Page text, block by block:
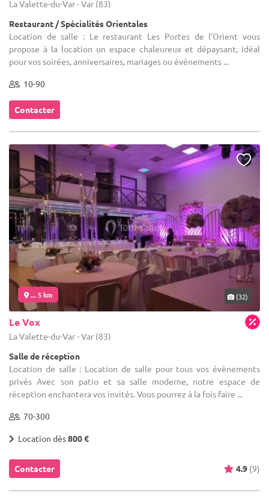
La Valette-du-Var - Var (83)
Restaurant / Spécialités Orientales
Location de salle : Le restaurant Les Portes de l’Orient vous
propose à la location un espace chaleureux et dépaysant, idéal
pour vos soirées, anniversaires, mariages ou événements ...
10-90
Contacter
... 5 km (32)
Le Vox
La Valette-du-Var - Var (83)
Salle de réception
Location de salle : Location de salle pour tous vos évènements
privés Avec son patio et sa salle moderne, notre espace de
réception enchantera vos invités. Vous pourrez à la fois faire ...
70-300
Location dès800 €
Contacter 4.9 (9)